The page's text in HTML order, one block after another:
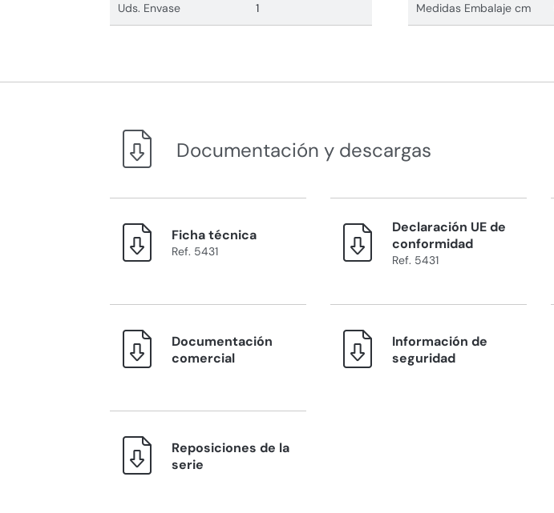
Uds. Envase 1 Medidas Embalaje cm
Documentación y descargas
Ficha técnica
Ref. 5431
Declaración UE de
conformidad
Ref. 5431
Documentación
comercial
Información de
seguridad
Reposiciones de la
serie